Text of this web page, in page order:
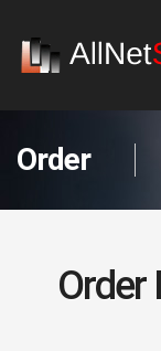
Order
Order